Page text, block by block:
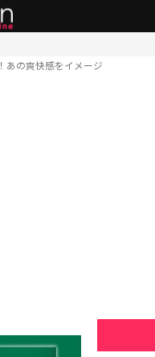
あの爽快感をイメージ